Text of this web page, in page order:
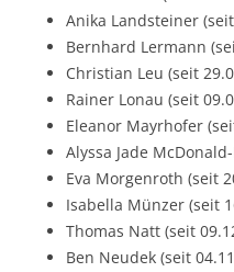
Anika Landsteiner
Bernhard Lermann
Christian Leu (seit
Rainer Lonau (seit
Eleanor Mayrhofer
Alyssa Jade
Eva Morgenroth (seit
Isabella Münzer (seit
Thomas Natt (seit
Ben Neudek (seit